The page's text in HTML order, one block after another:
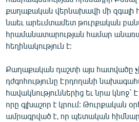
քաղաքական վերնախավի մի զգալի
նաեւ արեւմտամետ թուրքական
հրամանատարության համար
հեղինակություն է:
Քաղաքական դաշտի այս հատվածը
դժգոհությունը Էրդողանի
հավակնություններից եւ նրա կնոջ`
որը գլխաշոր է կրում: Թուրքական
ամրագրված է, որ պետական